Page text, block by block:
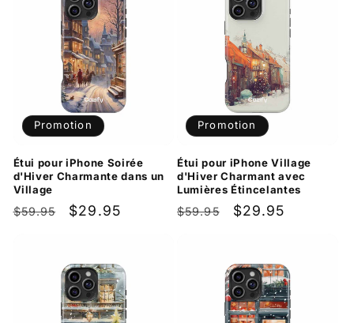
Promotion
Étui pour iPhone Soirée
d'Hiver Charmante dans un
Village
Prix
$59.95
Prix
$29.95
Promotion
Étui pour iPhone Village
d'Hiver Charmant avec
Lumières Étincelantes
Prix
$59.95
Prix
$29.95